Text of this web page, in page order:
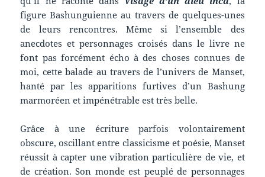
figure Bashunguienne au travers de quelques-unes
de leurs rencontres. Même si l’ensemble des
anecdotes et personnages croisés dans le livre ne
font pas forcément écho à des choses connues de
moi, cette balade au travers de l’univers de Manset,
hanté par les apparitions furtives d’un Bashung
marmoréen et impénétrable est très belle.
Grâce à une écriture parfois volontairement
obscure, oscillant entre classicisme et poésie, Manset
réussit à capter une vibration particulière de vie, et
de création. Son monde est peuplé de personnages